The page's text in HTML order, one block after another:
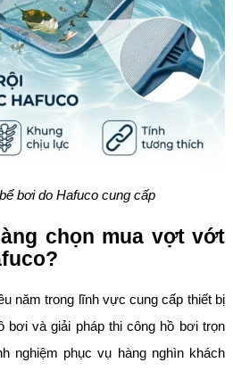
bơi do Hafuco cung cấp
chọn mua vợt vớt
năm trong lĩnh vực cung cấp thiết bị
bơi và giải pháp thi công hồ bơi trọn
nghiệm phục vụ hàng nghìn khách